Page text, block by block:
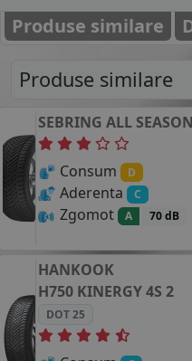
Produse similare
Produse similare
SEBRING ALL SEASON
Consum D
Aderenta C
Zgomot A 70 dB
HANKOOK
H750 KINERGY 4S 2
DOT 25